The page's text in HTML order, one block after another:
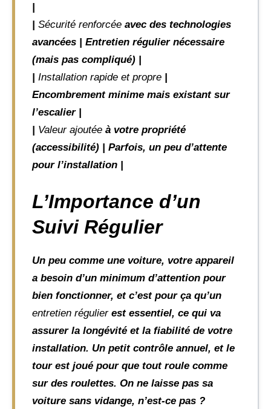
|
| Sécurité renforcée avec des technologies
avancées | Entretien régulier nécessaire
(mais pas compliqué) |
| Installation rapide et propre |
Encombrement minime mais existant sur
l’escalier |
| Valeur ajoutée à votre propriété
(accessibilité) | Parfois, un peu d’attente
pour l’installation |
L’Importance d’un
Suivi Régulier
Un peu comme une voiture, votre appareil
a besoin d’un minimum d’attention pour
bien fonctionner, et c’est pour ça qu’un
entretien régulierest essentiel, ce qui va
assurer la longévité et la fiabilité de votre
installation. Un petit contrôle annuel, et le
tour est joué pour que tout roule comme
sur des roulettes. On ne laisse pas sa
voiture sans vidange, n’est-ce pas ?